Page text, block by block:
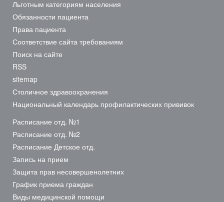
Льготным категориям населения
Обязанности пациента
Права пациента
Соответствие сайта требованиям
Поиск на сайте
RSS
sitemap
Столичное здравоохранения
Национальный календарь профилактических прививок
Расписание отд. №1
Расписание отд. №2
Расписание Детское отд.
Запись на прием
Защита прав несовершенолетних
График приема граждан
Виды медицинской помощи